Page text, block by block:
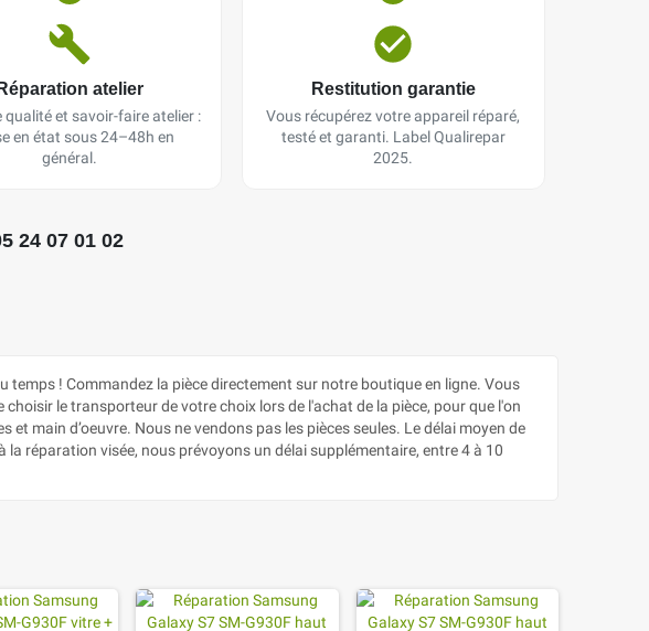
atelier
qualité et savoir-faire atelier :
en état sous 24–48h en
général.
Restitution garantie
Vous récupérez votre appareil réparé,
testé et garanti. Label Qualirepar
2025.
24 07 01 02
! Commandez la pièce directement sur notre boutique en ligne. Vous
le transporteur de votre choix lors de l'achat de la pièce, pour que l'on
main d’oeuvre. Nous ne vendons pas les pièces seules. Le délai moyen de
réparation visée, nous prévoyons un délai supplémentaire, entre 4 à 10